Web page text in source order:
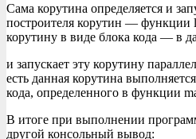
Сама корутина определяется и
построителя корутин — функции
корутину в виде блока кода — в
и запускает эту корутину
есть данная корутина
кода, определенного в функции
В итоге при выполнении
другой консольный вывод: